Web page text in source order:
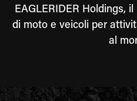
EAGLERIDER Holdings,
di moto e veicoli per
al